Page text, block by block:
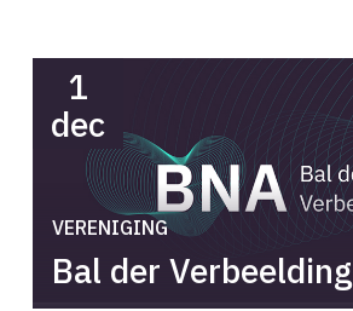
1
dec
VERENIGING
Bal der Verbeelding